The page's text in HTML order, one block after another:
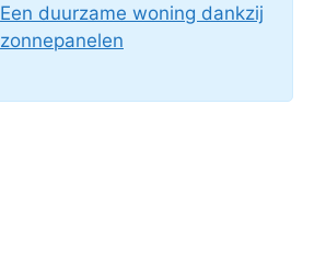
Een duurzame woning dankzij
zonnepanelen